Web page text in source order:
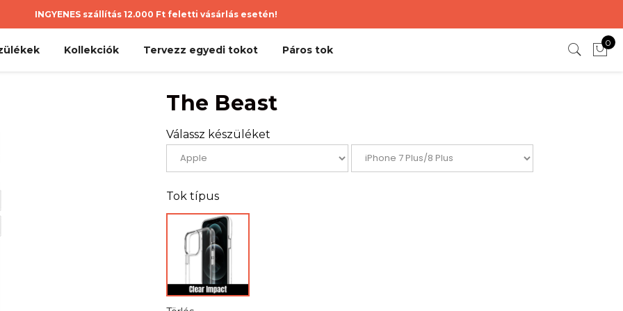
INGYENES szállítás 12.000 Ft feletti vásárlás esetén!
Kollekciók Tervezz egyedi tokot Páros tok
0
The Beast
Válassz készüléket
Tok típus